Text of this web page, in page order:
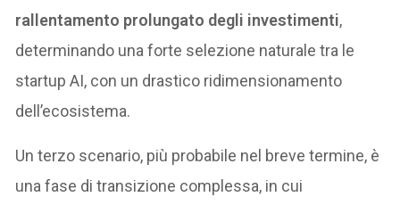
rallentamento prolungato degli investimenti,
determinando una forte selezione naturale tra le
startup AI, con un drastico ridimensionamento
dell’ecosistema.
Un terzo scenario, più probabile nel breve termine, è
una fase di transizione complessa, in cui